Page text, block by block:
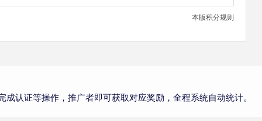
本版积分规则
认证等操作，推广者即可获取对应奖励，全程系统自动统计。